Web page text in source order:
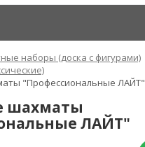
наборы (доска с фигурами)
"Профессиональные ЛАЙТ"
шахматы
ЛАЙТ"